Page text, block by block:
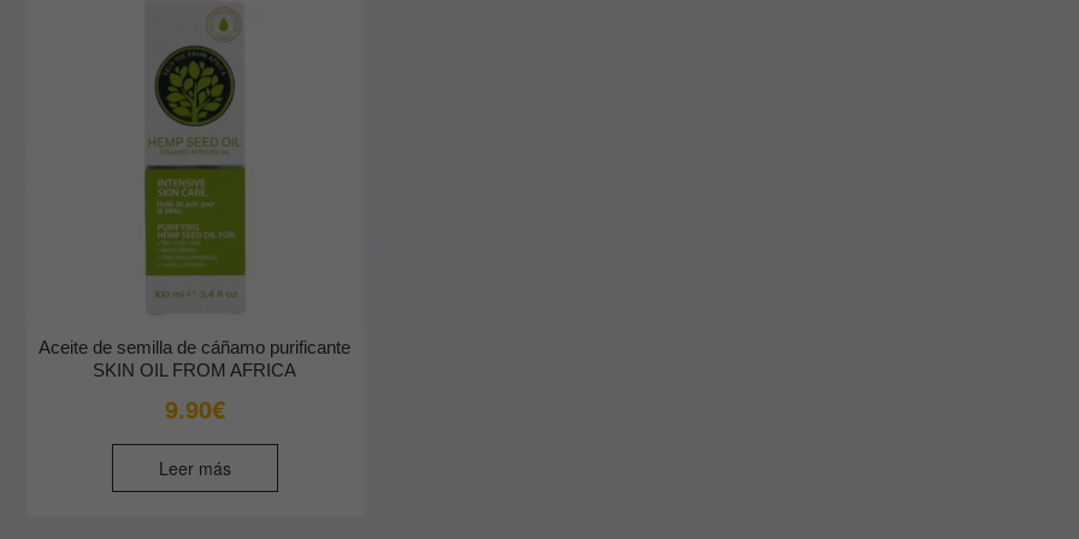
Aceite de semilla de cáñamo purificante
SKIN OIL FROM AFRICA
9.90€
Leer más